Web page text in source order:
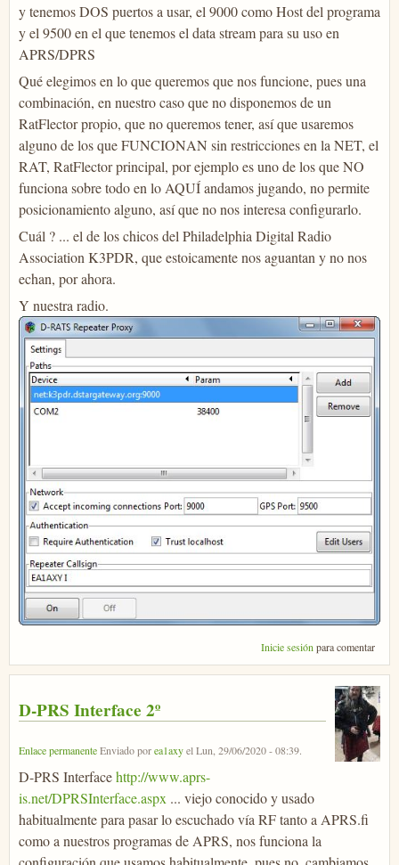
y tenemos DOS puertos a usar, el 9000 como Host del programa
y el 9500 en el que tenemos el data stream para su uso en
APRS/DPRS
Qué elegimos en lo que queremos que nos funcione, pues una
combinación, en nuestro caso que no disponemos de un
RatFlector propio, que no queremos tener, así que usaremos
alguno de los que FUNCIONAN sin restricciones en la NET, el
RAT, RatFlector principal, por ejemplo es uno de los que NO
funciona sobre todo en lo AQUÍ andamos jugando, no permite
posicionamiento alguno, así que no nos interesa configurarlo.
Cuál ? ... el de los chicos del Philadelphia Digital Radio
Association K3PDR, que estoicamente nos aguantan y no nos
echan, por ahora.
Y nuestra radio.
Inicie sesiónpara comentar
D-PRS Interface 2º
Enlace permanenteEnviado porea1axyelLun, 29/06/2020 - 08:39.
D-PRS Interfacehttp://www.aprs-
is.net/DPRSInterface.aspx ... viejo conocido y usado
habitualmente para pasar lo escuchado vía RF tanto a APRS.fi
como a nuestros programas de APRS, nos funciona la